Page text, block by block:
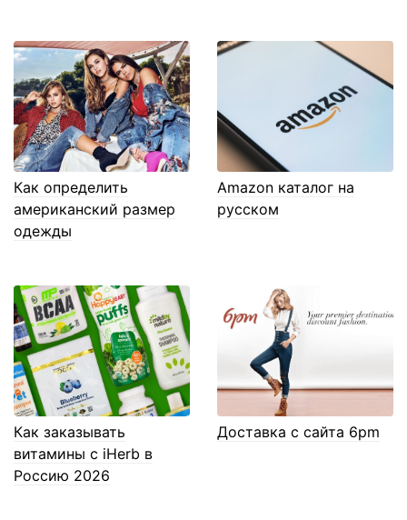
Как определить
американский размер
одежды
Amazon каталог на
русском
Как заказывать
витамины с iHerb в
Россию 2026
Доставка с сайта 6pm